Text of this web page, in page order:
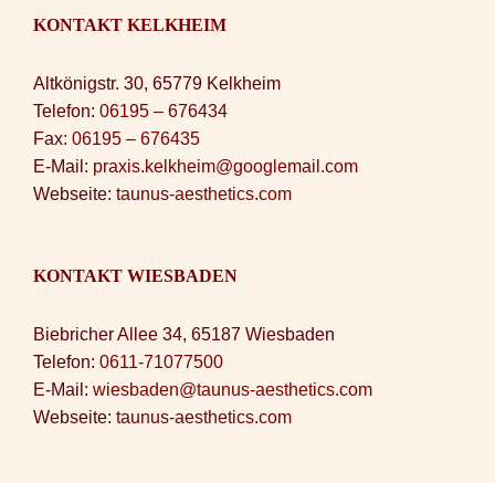
KONTAKT KELKHEIM
Altkönigstr. 30, 65779 Kelkheim
Telefon: 06195 – 676434
Fax: 06195 – 676435
E-Mail: praxis.kelkheim@googlemail.com
Webseite: taunus-aesthetics.com
KONTAKT WIESBADEN
Biebricher Allee 34, 65187 Wiesbaden
Telefon: 0611-71077500
E-Mail: wiesbaden@taunus-aesthetics.com
Webseite: taunus-aesthetics.com